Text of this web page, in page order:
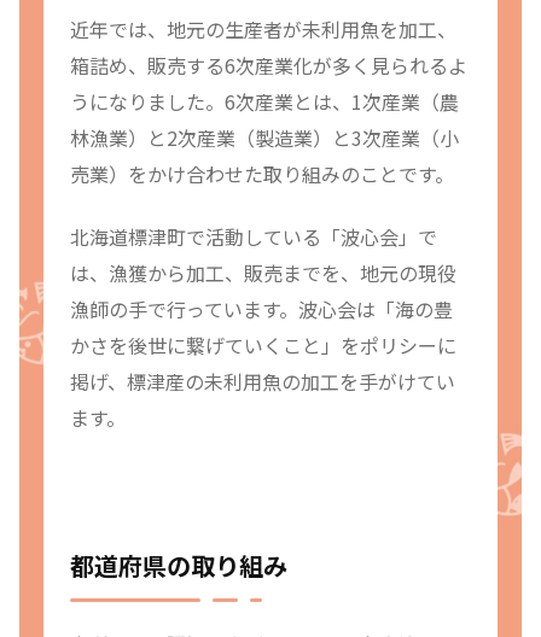
近年では、地元の生産者が未利用魚を加工、
箱詰め、販売する6次産業化が多く見られるよ
うになりました。6次産業とは、1次産業（農
林漁業）と2次産業（製造業）と3次産業（小
売業）をかけ合わせた取り組みのことです。
北海道標津町で活動している「波心会」で
は、漁獲から加工、販売までを、地元の現役
漁師の手で行っています。波心会は「海の豊
かさを後世に繋げていくこと」をポリシーに
掲げ、標津産の未利用魚の加工を手がけてい
ます。
都道府県の取り組み